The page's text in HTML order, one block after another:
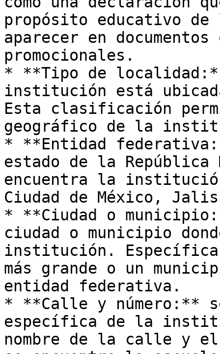
propósito educativo
aparecer en
promocionales.
* **Tipo de
institución está
Esta clasificación
geográfico de la
* **Entidad
estado de la República
encuentra la
Ciudad de México,
* **Ciudad o
ciudad o municipio
institución.
más grande o un
entidad federativa.
* **Calle y número:**
específica de la
nombre de la calle y